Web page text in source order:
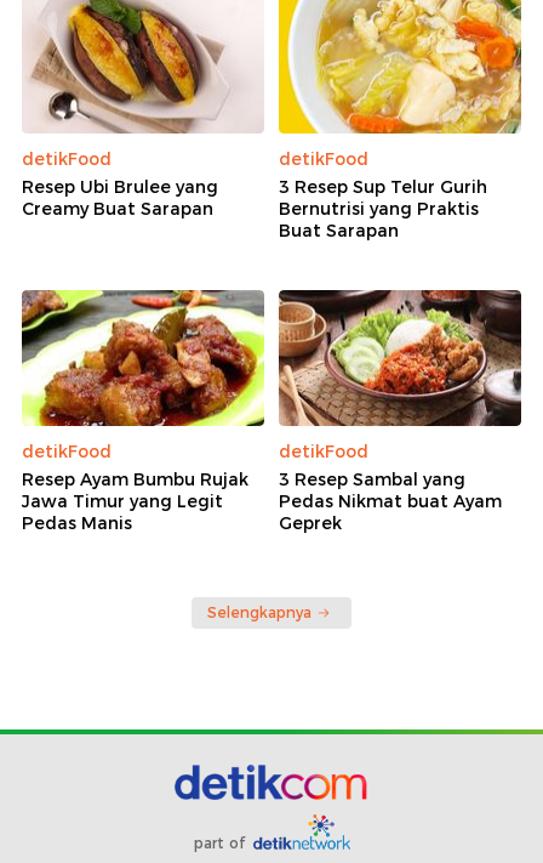
detikFood
Resep Ubi Brulee yang
Creamy Buat Sarapan
detikFood
3 Resep Sup Telur Gurih
Bernutrisi yang Praktis
Buat Sarapan
detikFood
Resep Ayam Bumbu Rujak
Jawa Timur yang Legit
Pedas Manis
detikFood
3 Resep Sambal yang
Pedas Nikmat buat Ayam
Geprek
Selengkapnya
part of